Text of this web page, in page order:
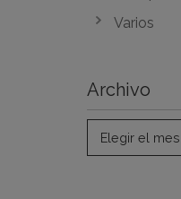
Varios
Archivo